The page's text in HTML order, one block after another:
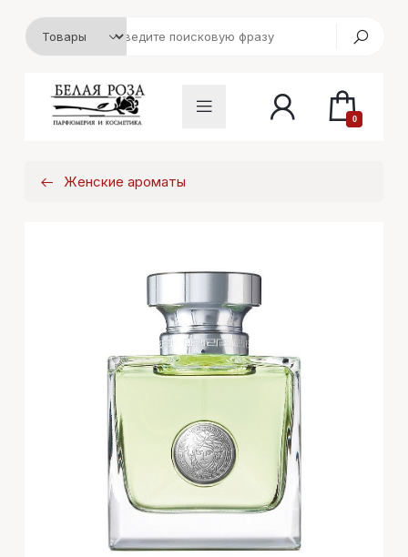
0
Женские ароматы